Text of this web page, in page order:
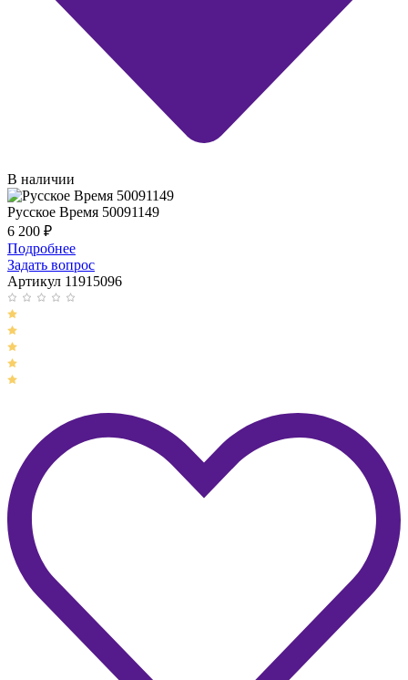
В наличии
Русское Время 50091149
6 200 ₽
Подробнее
Задать вопрос
Артикул 11915096